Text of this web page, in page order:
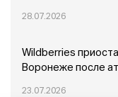
28.07.2026
Wildberries
Воронеже после
23.07.2026